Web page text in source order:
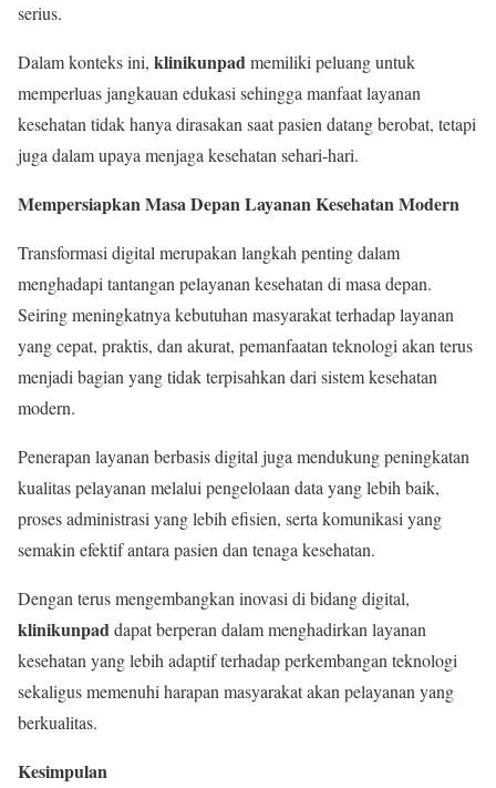
serius.
Dalam konteks ini, klinikunpadmemiliki peluang untuk
memperluas jangkauan edukasi sehingga manfaat layanan
kesehatan tidak hanya dirasakan saat pasien datang berobat, tetapi
juga dalam upaya menjaga kesehatan sehari-hari.
Mempersiapkan Masa Depan Layanan Kesehatan Modern
Transformasi digital merupakan langkah penting dalam
menghadapi tantangan pelayanan kesehatan di masa depan.
Seiring meningkatnya kebutuhan masyarakat terhadap layanan
yang cepat, praktis, dan akurat, pemanfaatan teknologi akan terus
menjadi bagian yang tidak terpisahkan dari sistem kesehatan
modern.
Penerapan layanan berbasis digital juga mendukung peningkatan
kualitas pelayanan melalui pengelolaan data yang lebih baik,
proses administrasi yang lebih efisien, serta komunikasi yang
semakin efektif antara pasien dan tenaga kesehatan.
Dengan terus mengembangkan inovasi di bidang digital,
klinikunpaddapat berperan dalam menghadirkan layanan
kesehatan yang lebih adaptif terhadap perkembangan teknologi
sekaligus memenuhi harapan masyarakat akan pelayanan yang
berkualitas.
Kesimpulan